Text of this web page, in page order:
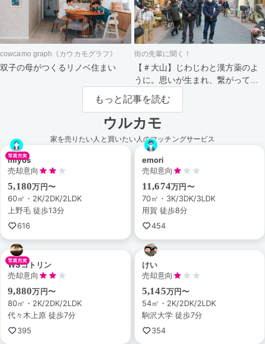
cowcamo graph《カウカモグラフ》
双子の母がつくるリノベ住まい
街の先輩に聞く！
【＃大山】じわじわと漢方薬のよ
うに。思いが生まれ、繋がってい
く街。
もっと記事を読む
ウルカモ
家を売りたい人と買いたい人のマッチングサービス
miyos
売却意向
5,180万円〜
60㎡・2K/2DK/2LDK
上野毛 徒歩13分
616
emori
売却意向
11,674万円〜
70㎡・3K/3DK/3LDK
用賀 徒歩8分
454
WSコトリン
売却意向
9,880万円〜
80㎡・2K/2DK/2LDK
代々木上原 徒歩7分
395
けい
売却意向
5,145万円〜
54㎡・2K/2DK/2LDK
駒沢大学 徒歩7分
354